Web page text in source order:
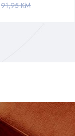
91,95KM